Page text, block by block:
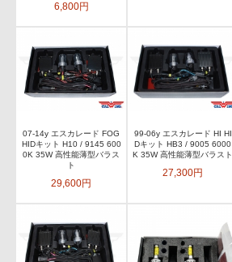
6,800円
07-14y エスカレード FOG
HIDキット H10 / 9145 600
0K 35W 高性能薄型バラス
ト
29,600円
99-06y エスカレード HI HI
Dキット HB3 / 9005 6000
K 35W 高性能薄型バラスト
27,300円